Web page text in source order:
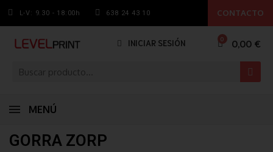
L-V: 9.30 - 18:00h 638 24 43 10 CONTACTO
INICIAR SESIÓN 0,00 €
MENÚ
GORRA ZORP